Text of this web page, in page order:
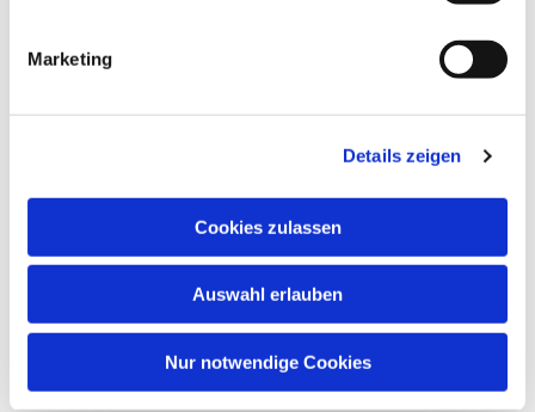
Marketing
Details zeigen
Cookies zulassen
Auswahl erlauben
Nur notwendige Cookies